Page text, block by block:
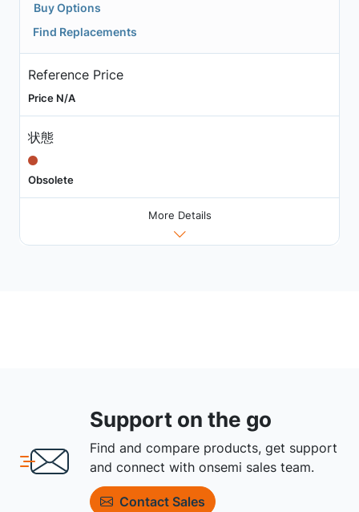
Buy Options
Find Replacements
Reference Price
Price N/A
状態
Obsolete
More Details
Support on the go
Find and compare products, get support
and connect with onsemi sales team.
Contact Sales